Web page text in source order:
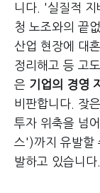
니다. '실질적
청 노조와의 끝
산업 현장에 대
정리해고 등 고
은 기업의 경영
비판합니다. 잦
투자 위축을 넘
스')까지 유발할
발하고 있습니다.